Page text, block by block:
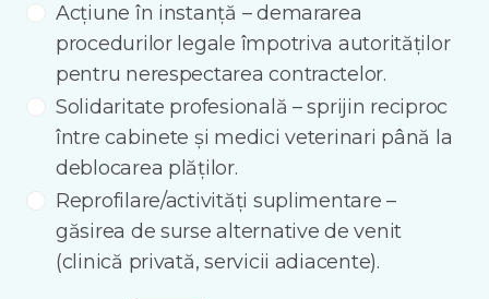
Acțiune în instanță – demararea
procedurilor legale împotriva autorităților
pentru nerespectarea contractelor.
Solidaritate profesională – sprijin reciproc
între cabinete și medici veterinari până la
deblocarea plăților.
Reprofilare/activități suplimentare –
găsirea de surse alternative de venit
(clinică privată, servicii adiacente).